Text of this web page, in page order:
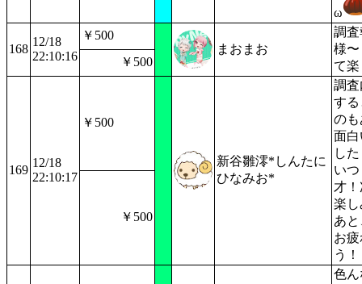
ω
168
12/18
22:10:16
￥500
まおまお
調
様
て
￥500
169
12/18
22:10:17
￥500
新谷雛澪*しんたに
ひなみお*
調
す
の
面
し
い
才
楽
あ
お
う！
￥500
色